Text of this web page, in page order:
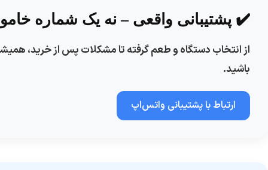
✔️ پشتیبانی واقعی – نه یک شماره
باشید.
ارتباط با پشتیبانی واتس‌اپ